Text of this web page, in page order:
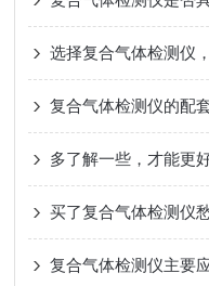
选择复合气体检测仪
复合气体检测仪的配
多了解一些，才能更
买了复合气体检测仪
复合气体检测仪主要